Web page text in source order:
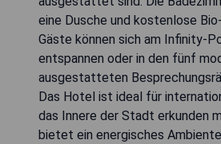
eine Dusche und kostenlose
Gäste können sich am Infinity-
entspannen oder in den fünf
ausgestatteten
Das Hotel ist ideal für
das Innere der Stadt erkunden
bietet ein energisches